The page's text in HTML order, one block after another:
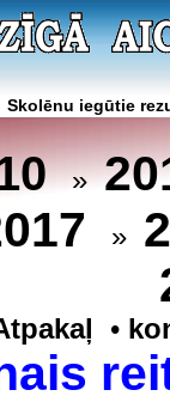
Skolēnu iegūtie
»
»
•